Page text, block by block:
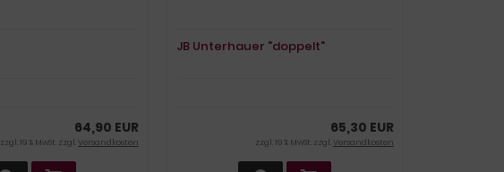
64,90 EUR
zzgl. 19 % MwSt. zzgl.Versandkosten
JB Unterhauer "doppelt"
65,30 EUR
zzgl. 19 % MwSt. zzgl.Versandkosten